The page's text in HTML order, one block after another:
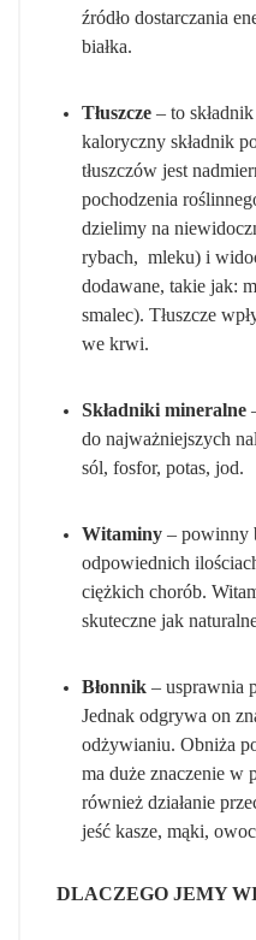
źródło dostarczania
białka.
Tłuszcze – to
kaloryczny składnik
tłuszczów jest
pochodzenia
dzielimy na
rybach, mleku) i
dodawane, takie jak:
smalec). Tłuszcze
we krwi.
Składniki mineralne
do najważniejszych
sól, fosfor, potas, jod.
Witaminy – powinny
odpowiednich
ciężkich chorób.
skuteczne jak
Błonnik – usprawnia
Jednak odgrywa on
odżywianiu. Obniża
ma duże znaczenie w
również działanie
jeść kasze, mąki,
DLACZEGO JEMY